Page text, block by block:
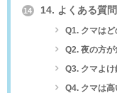
14 14. よくある質問
Q1. クマはど
Q2. 夜の方が
Q3. クマよけ
Q4. クマは